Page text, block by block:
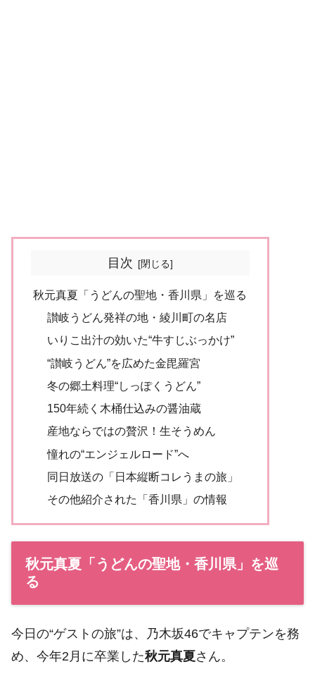
目次
秋元真夏「うどんの聖地・香川県」を巡る
讃岐うどん発祥の地・綾川町の名店
いりこ出汁の効いた“牛すじぶっかけ”
“讃岐うどん”を広めた金毘羅宮
冬の郷土料理“しっぽくうどん”
150年続く木桶仕込みの醤油蔵
産地ならではの贅沢！生そうめん
憧れの“エンジェルロード”へ
同日放送の「日本縦断コレうまの旅」
その他紹介された「香川県」の情報
秋元真夏「うどんの聖地・香川県」を巡
る
今日の“ゲストの旅”は、乃木坂46でキャプテンを務
め、今年2月に卒業した秋元真夏さん。